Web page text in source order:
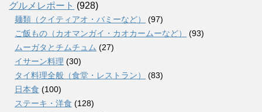
グルメレポート (928)
麺類（クイティアオ・バミーなど）
(97)
ご飯もの（カオマンガイ・カオカームーなど）
(93)
ムーガタとチムチュム (27)
イサーン料理 (30)
タイ料理全般（食堂・レストラン）
(83)
日本食 (100)
ステーキ・洋食 (128)